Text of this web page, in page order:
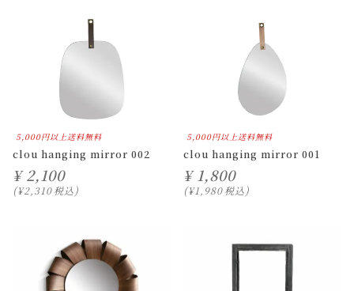
5,000円以上送料無料
clou hanging mirror 002
¥ 2,100
¥2,310税込
5,000円以上送料無料
clou hanging mirror 001
¥ 1,800
¥1,980税込